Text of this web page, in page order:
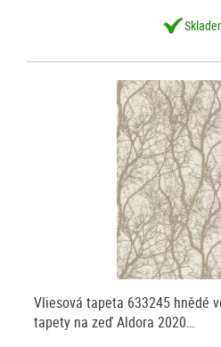
Vliesová tapeta 633245 hnědé
tapety na zeď Aldora 2020…